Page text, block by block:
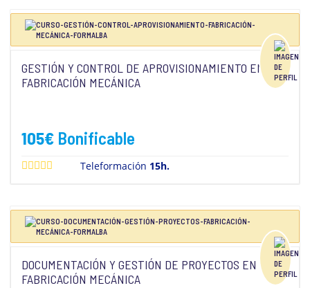
GESTIÓN Y CONTROL DE APROVISIONAMIENTO EN
FABRICACIÓN MECÁNICA
105€ Bonificable
Teleformación 15h.
DOCUMENTACIÓN Y GESTIÓN DE PROYECTOS EN
FABRICACIÓN MECÁNICA